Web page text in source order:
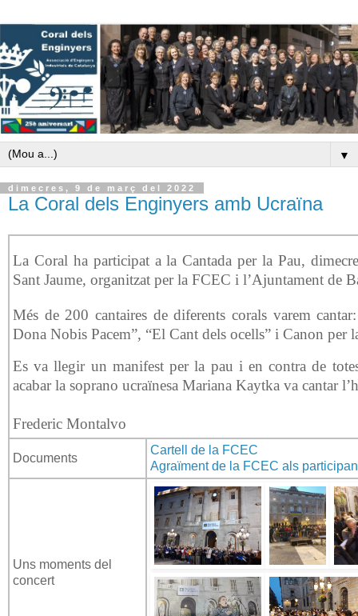
▼
dimecres, 9 de març del 2022
La Coral dels Enginyers amb Ucraïna
La Coral ha participat a la Cantada per la Pau,
Sant Jaume, organitzat per la FCEC i l’Ajuntament de
Més de 200 cantaires de diferents corals varem
Dona Nobis Pacem”, “El Cant dels ocells” i Canon per
Es va llegir un manifest per la pau i en contra de
acabar la soprano ucraïnesa Mariana Kaytka va cantar
Frederic Montalvo
Documents
Cartell de la FCEC
Agraïment de la FCEC als
Uns moments del
concert